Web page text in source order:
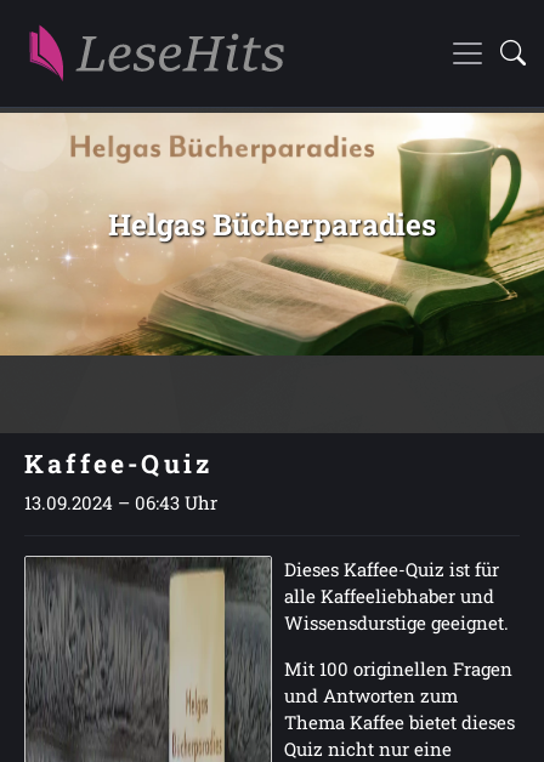
Helgas Bücherparadies
Kaffee-Quiz
13.09.2024 – 06:43 Uhr
Dieses Kaffee-Quiz ist für
alle Kaffeeliebhaber und
Wissensdurstige geeignet.
Mit 100 originellen Fragen
und Antworten zum
Thema Kaffee bietet dieses
Quiz nicht nur eine